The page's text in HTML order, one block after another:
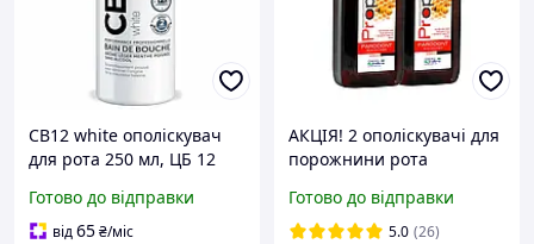
CB12 white ополіскувач
для рота 250 мл, ЦБ 12
дихання, без спирту, з
фтором 0,05%
Готово до відправки
від65₴/міс
АКЦІЯ! 2 ополіскувачі для
порожнини рота
ЗНИЖЕНОЮ ЦІНОЮ
Готово до відправки
5.0 (26)